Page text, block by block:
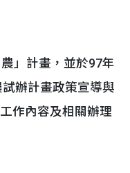
」計畫，並於97年
辦計畫政策宣導與
作內容及相關辦理